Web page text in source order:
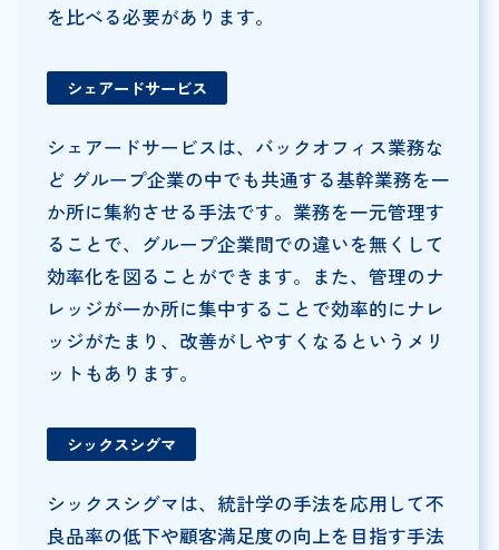
を比べる必要があります。
シェアードサービス
シェアードサービスは、バックオフィス業務な
ど グループ企業の中でも共通する基幹業務を一
か所に集約させる手法です。業務を一元管理す
ることで、グループ企業間での違いを無くして
効率化を図ることができます。また、管理のナ
レッジが一か所に集中することで効率的にナレ
ッジがたまり、改善がしやすくなるというメリ
ットもあります。
シックスシグマ
シックスシグマは、統計学の手法を応用して不
良品率の低下や顧客満足度の向上を目指す手法